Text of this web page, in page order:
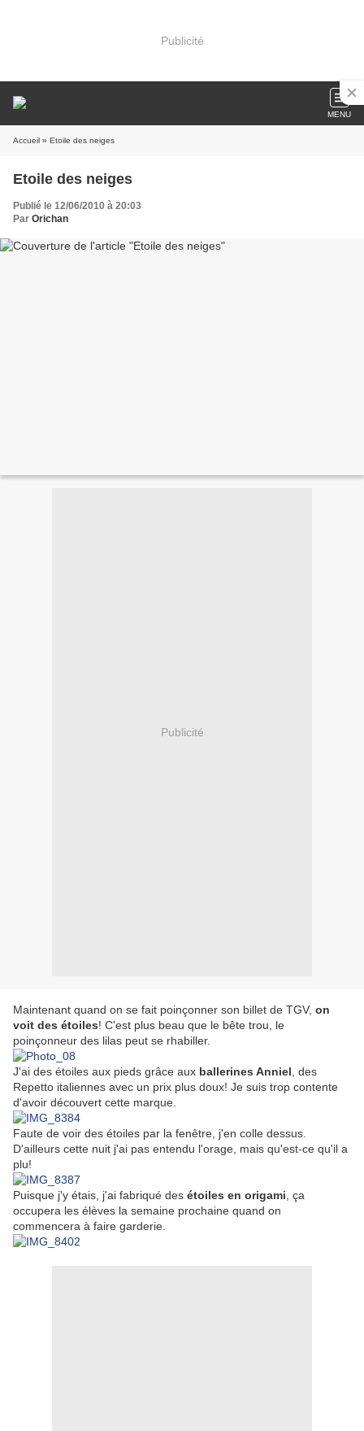
Publicité
MENU
Accueil » Etoile des neiges
Etoile des neiges
Publié le 12/06/2010 à 20:03
Par Orichan
Publicité
Maintenant quand on se fait poinçonner son billet de TGV, on
voit des étoiles! C'est plus beau que le bête trou, le
poinçonneur des lilas peut se rhabiller.
J'ai des étoiles aux pieds grâce aux ballerines Anniel , des
Repetto italiennes avec un prix plus doux! Je suis trop contente
d'avoir découvert cette marque.
Faute de voir des étoiles par la fenêtre, j'en colle dessus.
D'ailleurs cette nuit j'ai pas entendu l'orage, mais qu'est-ce qu'il a
plu!
Puisque j'y étais, j'ai fabriqué des étoiles en origami , ça
occupera les élèves la semaine prochaine quand on
commencera à faire garderie.